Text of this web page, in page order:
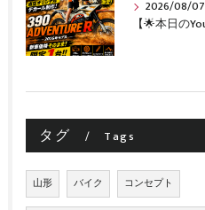
2026/08/07
タグ Tags
山形 バイク コンセプト